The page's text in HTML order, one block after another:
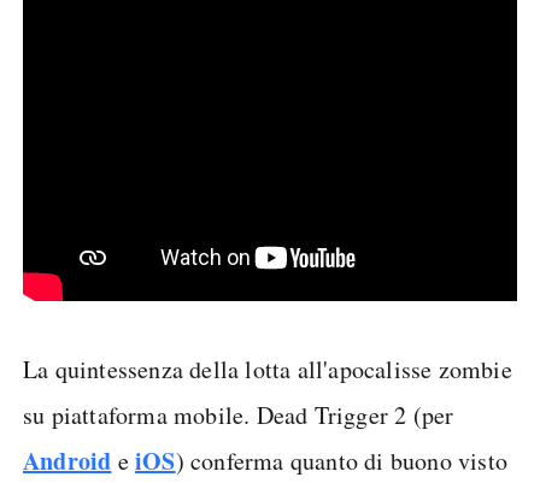
La quintessenza della lotta all'apocalisse zombie
su piattaforma mobile. Dead Trigger 2 (per
Android eiOS) conferma quanto di buono visto